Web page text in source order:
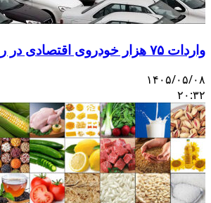
واردات ۷۵ هزار خودروی اقتصادی در راه است
۱۴۰۵/۰۵/۰۸
۲۰:۳۲